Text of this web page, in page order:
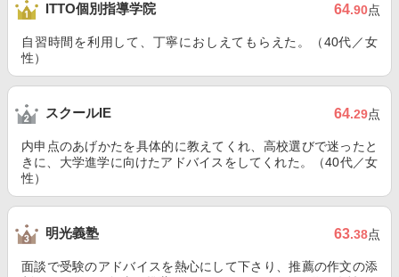
ITTO個別指導学院 64.90点
自習時間を利用して、丁寧におしえてもらえた。（40代／女
性）
スクールIE 64.29点
内申点のあげかたを具体的に教えてくれ、高校選びで迷ったと
きに、大学進学に向けたアドバイスをしてくれた。（40代／女
性）
明光義塾 63.38点
面談で受験のアドバイスを熱心にして下さり、推薦の作文の添